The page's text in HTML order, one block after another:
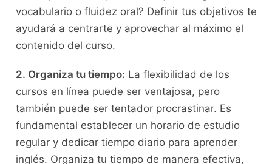
vocabulario‍ o fluidez oral? Definir tus ‌objetivos te
ayudará a ⁣centrarte y aprovechar al máximo el
contenido del curso.
2. Organiza tu tiempo: La flexibilidad ‍de los‌
cursos en ⁢línea puede ser ventajosa, pero
también puede⁣ ser tentador procrastinar. Es
fundamental establecer un horario⁤ de estudio‍
regular y dedicar tiempo diario​ para ⁤aprender‍
inglés. ‌Organiza tu tiempo de manera efectiva,